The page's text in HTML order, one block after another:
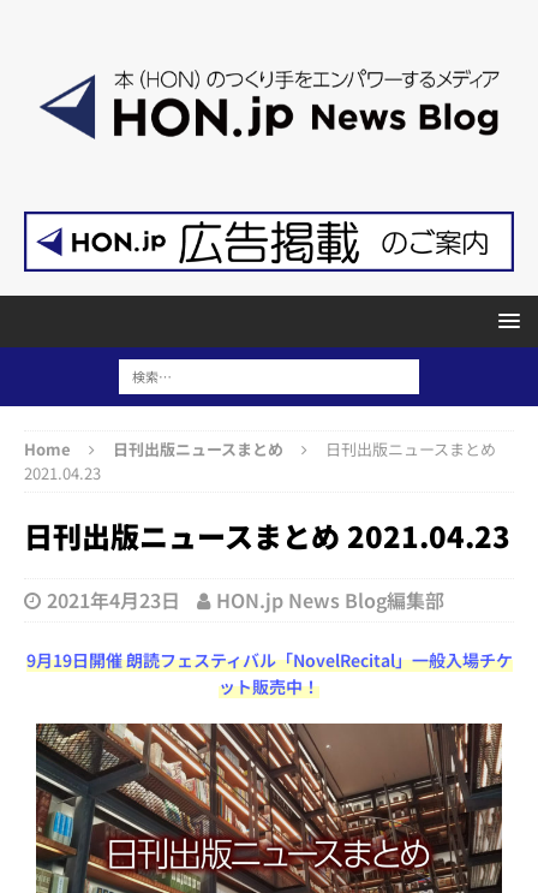
Home 日刊出版ニュースまとめ
日刊出版ニュースまとめ
2021.04.23
日刊出版ニュースまとめ 2021.04.23
2021年4月23日 HON.jp News Blog編集部
9月19日開催 朗読フェスティバル「NovelRecital」一般入場チケ
ット販売中！